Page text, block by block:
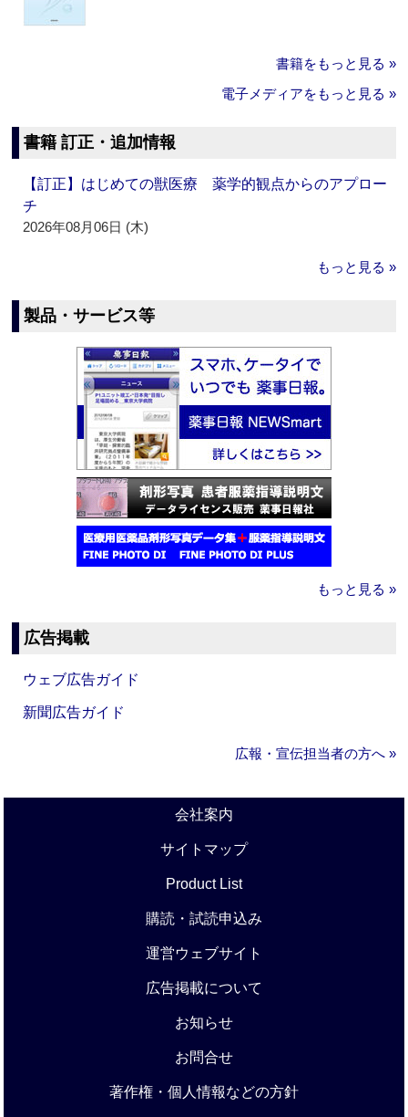
書籍をもっと見る »
電子メディアをもっと見る »
書籍 訂正・追加情報
【訂正】はじめての獣医療 薬学的観点からのアプロー
チ
2026年08月06日 (木)
もっと見る »
製品・サービス等
もっと見る »
広告掲載
ウェブ広告ガイド
新聞広告ガイド
広報・宣伝担当者の方へ »
会社案内
サイトマップ
Product List
購読・試読申込み
運営ウェブサイト
広告掲載について
お知らせ
お問合せ
著作権・個人情報などの方針